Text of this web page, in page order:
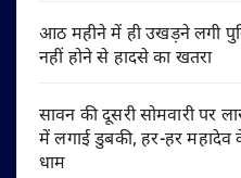
आठ महीने में ही उखड़ने लगी
नहीं होने से हादसे का खतरा
सावन की दूसरी सोमवारी पर
में लगाई डुबकी, हर-हर
धाम